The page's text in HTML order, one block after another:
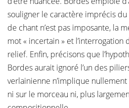
souligner le caractère imprécis
de chant n’est pas imposante, la
mot « incertain » et l’interrogation
relief. Enfin, précisons que
Bordes aurait ignoré l’un des
verlainienne n’implique
ni sur le morceau ni, plus